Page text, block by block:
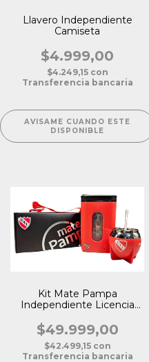
Llavero Independiente
Camiseta
$4.999,00
$4.249,15 con
Transferencia bancaria
AVISAME CUANDO ESTE
DISPONIBLE
Kit Mate Pampa
Independiente Licencia
$49.999,00
$42.499,15 con
Transferencia bancaria